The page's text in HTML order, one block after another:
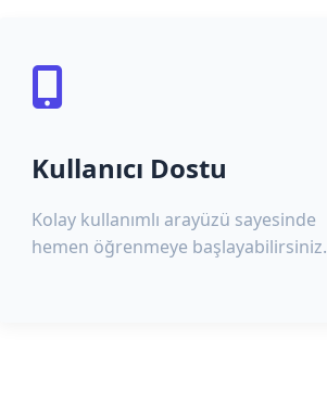
Kullanıcı Dostu
Kolay kullanımlı arayüzü sayesinde
hemen öğrenmeye başlayabilirsiniz.